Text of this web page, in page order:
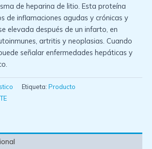
de heparina de litio. Esta proteína
de inflamaciones agudas y crónicas y
elevada después de un infarto, en
artritis y neoplasias. Cuando
señalar enfermedades hepáticas y
Etiqueta: Producto